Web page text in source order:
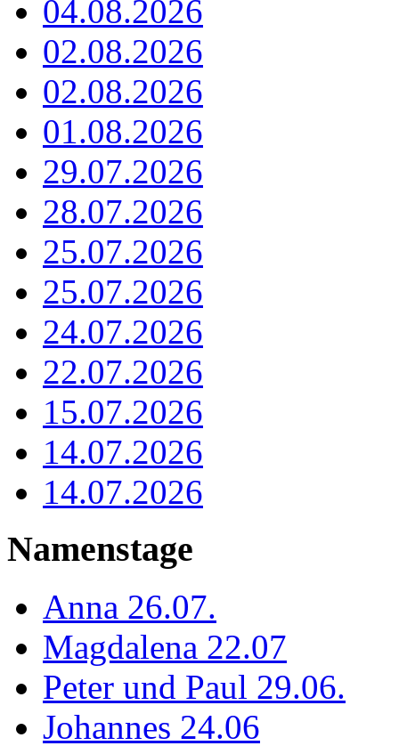
04.08.2026
02.08.2026
02.08.2026
01.08.2026
29.07.2026
28.07.2026
25.07.2026
25.07.2026
24.07.2026
22.07.2026
15.07.2026
14.07.2026
14.07.2026
Namenstage
Anna 26.07.
Magdalena 22.07
Peter und Paul 29.06.
Johannes 24.06